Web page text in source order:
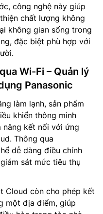
công nghệ này giúp
chất lượng không
không gian sống trong
đặc biệt phù hợp với
Wi-Fi – Quản lý
Panasonic
làm lạnh, sản phẩm
khiển thông minh
năng kết nối với ứng
Thông qua
dễ dàng điều chỉnh
sát mức tiêu thụ
Cloud còn cho phép kết
một địa điểm, giúp